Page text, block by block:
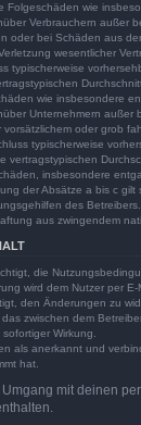
Folgeschäden wie
Verbrauchern außer
oder bei Schäden aus
wesentlicher
typischerweise
wie insbesondere
Unternehmern außer
oder grob
typischerweise
vertragstypischen
insbesondere
der Absätze a bis c
des Betreibers.
aus zwingendem
die
wird dem Nutzer per E-
den Änderungen zu
zwischen dem
Wirkung.
als anerkannt und
hat.
Umgang mit deinen